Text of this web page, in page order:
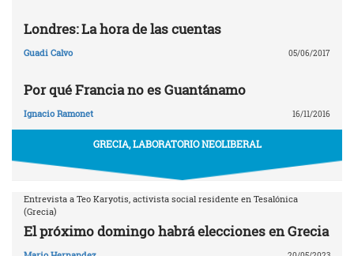
Londres: La hora de las cuentas
Guadi Calvo 05/06/2017
Por qué Francia no es Guantánamo
Ignacio Ramonet 16/11/2016
GRECIA, LABORATORIO NEOLIBERAL
Entrevista a Teo Karyotis, activista social residente en Tesalónica
(Grecia)
El próximo domingo habrá elecciones en Grecia